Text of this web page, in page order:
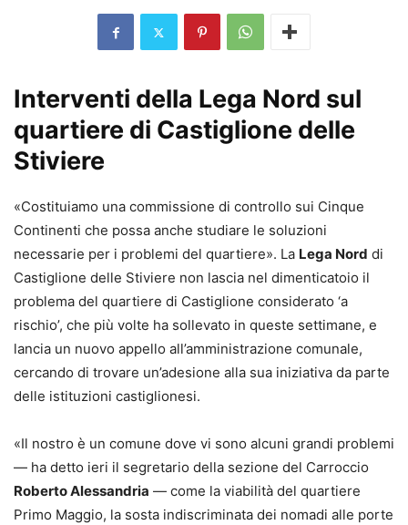
Interventi della Lega Nord sul
quartiere di Castiglione delle
Stiviere
«Costituiamo una commissione di controllo sui Cinque
Continenti che possa anche studiare le soluzioni
necessarie per i problemi del quartiere». La Lega Nord di
Castiglione delle Stiviere non lascia nel dimenticatoio il
problema del quartiere di Castiglione considerato ‘a
rischio’, che più volte ha sollevato in queste settimane, e
lancia un nuovo appello all’amministrazione comunale,
cercando di trovare un’adesione alla sua iniziativa da parte
delle istituzioni castiglionesi.
«Il nostro è un comune dove vi sono alcuni grandi problemi
— ha detto ieri il segretario della sezione del Carroccio
Roberto Alessandria — come la viabilità del quartiere
Primo Maggio, la sosta indiscriminata dei nomadi alle porte